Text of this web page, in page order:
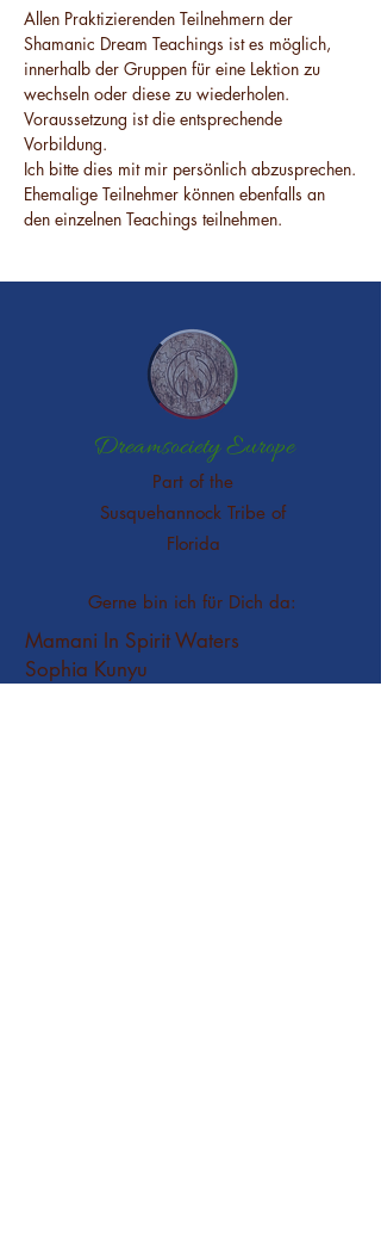
Allen Praktizierenden Teilnehmern der
Shamanic Dream Teachings ist es möglich,
innerhalb der Gruppen für eine Lektion zu
wechseln oder diese zu wiederholen.
Voraussetzung ist die entsprechende
Vorbildung.
Ich bitte dies mit mir persönlich abzusprechen.
Ehemalige Teilnehmer können ebenfalls an
den einzelnen Teachings teilnehmen.
Dreamsociety Europe
Part of the
Susquehannock Tribe of
Florida
Gerne bin ich für Dich da:
Mamani In Spirit Waters
Sophia Kunyu